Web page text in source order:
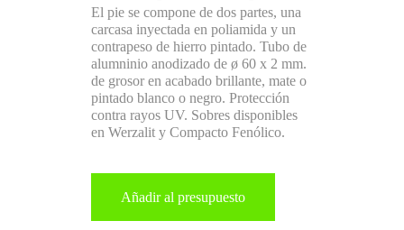
El pie se compone de dos partes, una
carcasa inyectada en poliamida y un
contrapeso de hierro pintado. Tubo de
alumninio anodizado de ø 60 x 2 mm.
de grosor en acabado brillante, mate o
pintado blanco o negro. Protección
contra rayos UV. Sobres disponibles
en Werzalit y Compacto Fenólico.
Añadir al presupuesto